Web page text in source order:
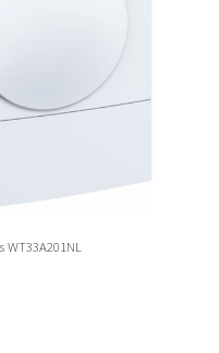
WT33A201NL